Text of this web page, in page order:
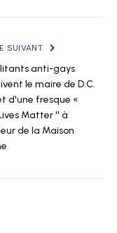
SUIVANT
anti-gays
le maire de D.C.
d'une fresque «
Matter '' à
de la Maison